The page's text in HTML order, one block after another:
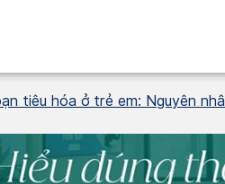
tiêu hóa ở trẻ em: Nguyên